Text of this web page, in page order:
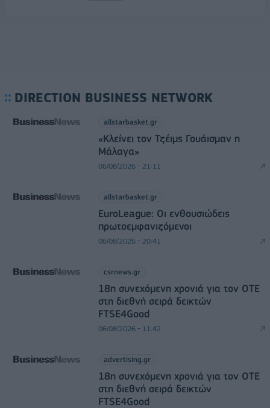
DIRECTION BUSINESS NETWORK
allstarbasket.gr
«Κλείνει τον Τζέιμς Γουάισμαν η
Μάλαγα»
06/08/2026 - 21:11
allstarbasket.gr
EuroLeague: Οι ενθουσιώδεις
πρωτοεμφανιζόμενοι
06/08/2026 - 20:41
csrnews.gr
18η συνεχόμενη χρονιά για τον ΟΤΕ
στη διεθνή σειρά δεικτών
FTSE4Good
06/08/2026 - 11:42
advertising.gr
18η συνεχόμενη χρονιά για τον ΟΤΕ
στη διεθνή σειρά δεικτών
FTSE4Good